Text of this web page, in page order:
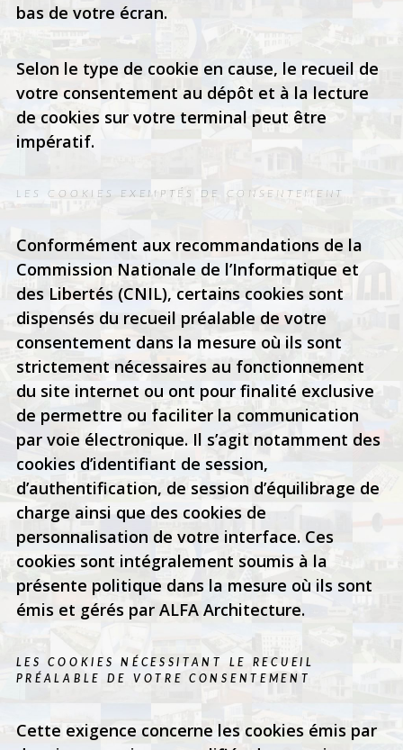
bas de votre écran.
Selon le type de cookie en cause, le recueil de
votre consentement au dépôt et à la lecture
de cookies sur votre terminal peut être
impératif.
LES COOKIES EXEMPTÉS DE CONSENTEMENT
Conformément aux recommandations de la
Commission Nationale de l’Informatique et
des Libertés (CNIL), certains cookies sont
dispensés du recueil préalable de votre
consentement dans la mesure où ils sont
strictement nécessaires au fonctionnement
du site internet ou ont pour finalité exclusive
de permettre ou faciliter la communication
par voie électronique. Il s’agit notamment des
cookies d’identifiant de session,
d’authentification, de session d’équilibrage de
charge ainsi que des cookies de
personnalisation de votre interface. Ces
cookies sont intégralement soumis à la
présente politique dans la mesure où ils sont
émis et gérés par ALFA Architecture.
LES COOKIES NÉCESSITANT LE RECUEIL
PRÉALABLE DE VOTRE CONSENTEMENT
Cette exigence concerne les cookies émis par